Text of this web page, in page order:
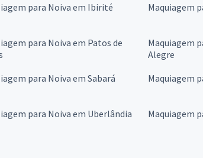
para Noiva em Ibirité Maquiagem
para Noiva em Patos de
Maquiagem
Alegre
para Noiva em Sabará Maquiagem
para Noiva em Uberlândia Maquiagem